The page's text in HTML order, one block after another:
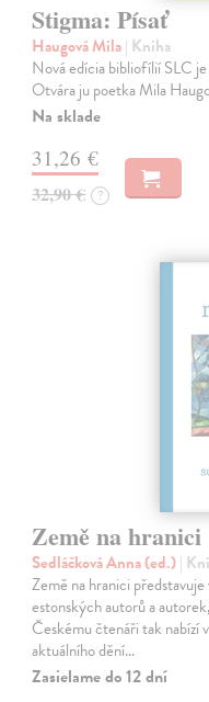
Stigma: Písať
Haugová Mila| Kniha
Nová edícia bibliofílií SLC
Otvára ju poetka Mila
Na sklade
31,26 €
32,90 € ?
Země na hranici
Sedláčková Anna (ed.)|
Země na hranici
estonských autorů a
Českému čtenáři tak nabízí
aktuálního dění…
Zasielame do 12 dní